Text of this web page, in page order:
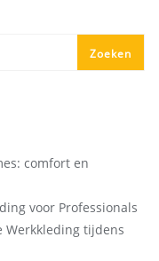
Zoeken
comfort en
voor Professionals
Werkkleding tijdens